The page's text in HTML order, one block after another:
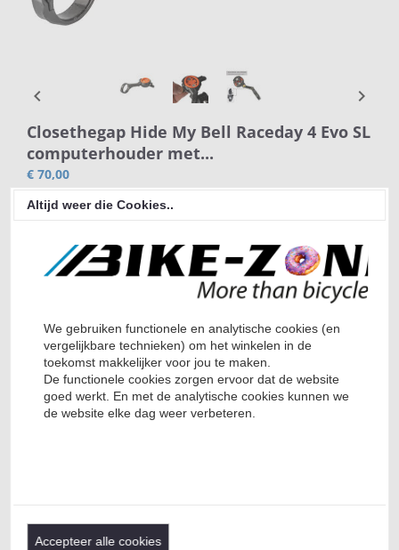
chevron_left
chevron_right
Closethegap Hide My Bell Raceday 4 Evo SL
computerhouder met...
€ 70,00
Bryton, Wahoo, Mio, Lezyne compatible
chevron_left
Altijd weer die Cookies..
We gebruiken functionele en analytische cookies (en
vergelijkbare technieken) om het winkelen in de
toekomst makkelijker voor jou te maken.
De functionele cookies zorgen ervoor dat de website
goed werkt. En met de analytische cookies kunnen we
de website elke dag weer verbeteren.
Accepteer alle cookies